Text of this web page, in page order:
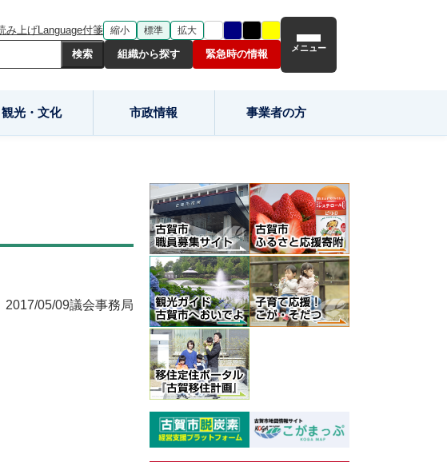
み上げLanguage付箋 縮小 標準 拡大
組織から探す 緊急時の情報 メニュー
観光・文化 市政情報 事業者の方
2017/05/09議会事務局